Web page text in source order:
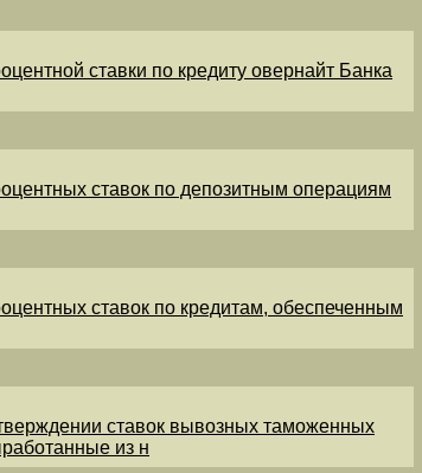
ставки по кредиту овернайт Банка
ставок по депозитным операциям
ставок по кредитам, обеспеченным
ставок вывозных таможенных
из н